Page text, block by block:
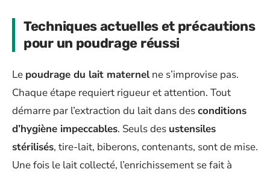
Techniques actuelles et précautions
pour un poudrage réussi
Le poudrage du lait maternelne s’improvise pas.
Chaque étape requiert rigueur et attention. Tout
démarre par l’extraction du lait dans desconditions
d’hygiène impeccables. Seuls des ustensiles
stérilisés, tire-lait, biberons, contenants, sont de mise.
Une fois le lait collecté, l’enrichissement se fait à